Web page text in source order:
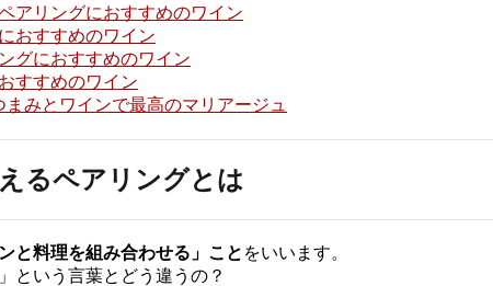
アリングにおすすめのワイン
おすすめのワイン
グにおすすめのワイン
すすめのワイン
みとワインで最高のマリアージュ
るペアリングとは
と料理を組み合わせる」こと をいいます。
という言葉とどう違うの？